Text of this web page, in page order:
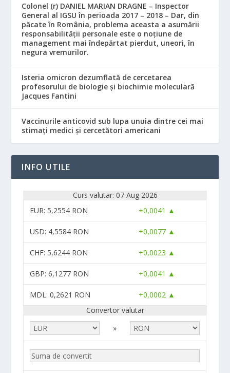
Colonel (r) DANIEL MARIAN DRAGNE – Inspector
General al IGSU în perioada 2017 – 2018 – Dar, din
păcate în România, problema aceasta a asumării
responsabilităţii personale este o noţiune de
management mai îndepărtat pierdut, uneori, în
negura vremurilor.
Isteria omicron dezumflată de cercetarea
profesorului de biologie și biochimie moleculară
Jacques Fantini
Vaccinurile anticovid sub lupa unuia dintre cei mai
stimați medici și cercetători americani
INFO UTILE
Curs valutar: 07 Aug 2026
EUR: 5,2554 RON +0,0041 ▲
USD: 4,5584 RON +0,0077 ▲
CHF: 5,6244 RON +0,0023 ▲
GBP: 6,1277 RON +0,0041 ▲
MDL: 0,2621 RON
+0,0002 ▲
Convertor valutar
»